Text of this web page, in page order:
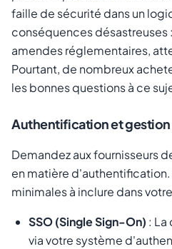
faille de sécurité dans un
conséquences désastreuses
amendes réglementaires,
Pourtant, de nombreux
les bonnes questions à ce
Authentification et gestion
Demandez aux fournisseurs
en matière
minimales à inclure dans
SSO (Single Sign-On) :
via votre système